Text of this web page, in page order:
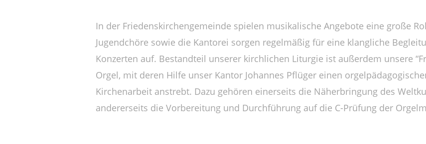
In der Friedenskirchengemeinde spielen musikalische Angebote eine große
Jugendchöre sowie die Kantorei sorgen regelmäßig für eine klangliche
Konzerten auf. Bestandteil unserer kirchlichen Liturgie ist außerdem unsere
Orgel, mit deren Hilfe unser Kantor Johannes Pflüger einen
Kirchenarbeit anstrebt. Dazu gehören einerseits die Näherbringung des
andererseits die Vorbereitung und Durchführung auf die C-Prüfung der